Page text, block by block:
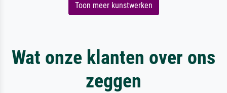
Toon meer kunstwerken
Wat onze klanten over ons
zeggen